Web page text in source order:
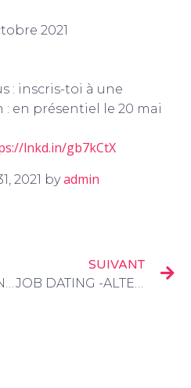
2021
: inscris-toi à une
en présentiel le 20 mai
lnkd.in/gb7kCtX
2021 byadmin
LANCEMENT D’UNE FORMATION TECHNICIEN DÉVELOPPEUR WEB, SPÉCIALITÉ IOT À CHAMBÉRY
SUIVANT
JOB DATING -ALTERNANCE DES DATA ANALYST/SCIENTIST DU CAMPUS NUMÉRIQUE IN THE ALPS DE GRENOBLE